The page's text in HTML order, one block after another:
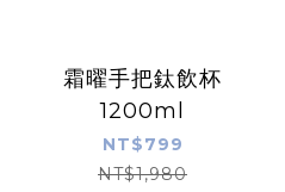
霜曜手把鈦飲杯
1200ml
NT$799
NT$1,980